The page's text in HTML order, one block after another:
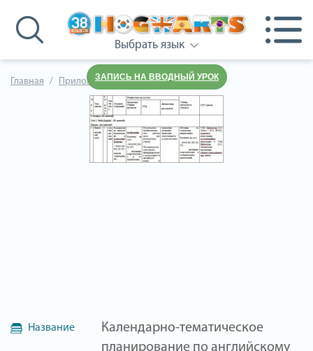
Выбрать язык
ЗАПИСЬ НА ВВОДНЫЙ УРОК
Главная Приложения к учебнику
Название
Календарно-тематическое
планирование по английскому